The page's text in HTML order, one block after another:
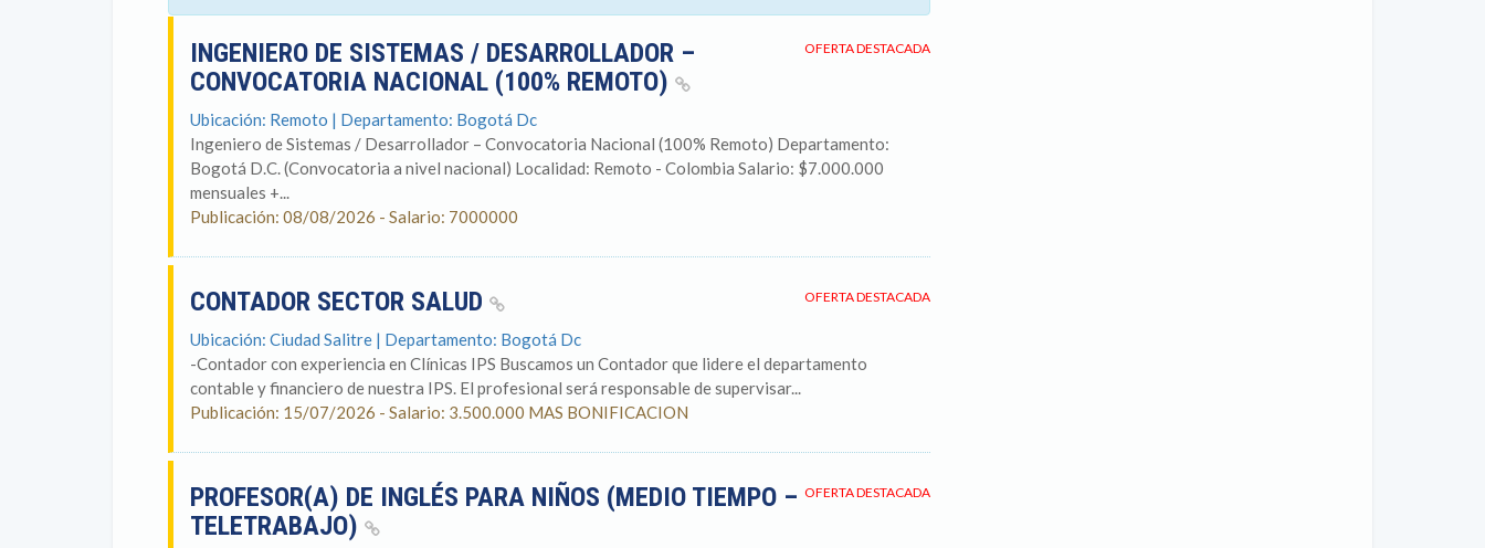
OFERTA DESTACADA
INGENIERO DE SISTEMAS / DESARROLLADOR –
CONVOCATORIA NACIONAL (100% REMOTO)
Ubicación: Remoto | Departamento: Bogotá Dc
Ingeniero de Sistemas / Desarrollador – Convocatoria Nacional (100% Remoto) Departamento:
Bogotá D.C. (Convocatoria a nivel nacional) Localidad: Remoto - Colombia Salario: $7.000.000
mensuales +...
Publicación: 08/08/2026 - Salario: 7000000
OFERTA DESTACADA
CONTADOR SECTOR SALUD
Ubicación: Ciudad Salitre | Departamento: Bogotá Dc
-Contador con experiencia en Clínicas IPS Buscamos un Contador que lidere el departamento
contable y financiero de nuestra IPS. El profesional será responsable de supervisar...
Publicación: 15/07/2026 - Salario: 3.500.000 MAS BONIFICACION
OFERTA DESTACADA
PROFESOR(A) DE INGLÉS PARA NIÑOS (MEDIO TIEMPO –
TELETRABAJO)